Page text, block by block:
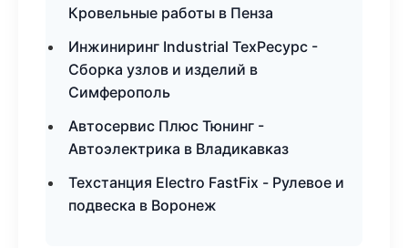
Кровельные работы в Пенза
Инжиниринг Industrial ТехРесурс -
Сборка узлов и изделий в
Симферополь
Автосервис Плюс Тюнинг -
Автоэлектрика в Владикавказ
Техстанция Electro FastFix - Рулевое и
подвеска в Воронеж